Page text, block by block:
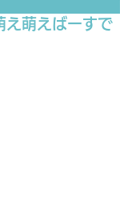
萌えばーすで